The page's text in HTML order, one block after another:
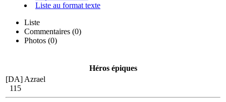
Liste au format texte
Liste
Commentaires (0)
Photos (0)
Héros épiques
[DA] Azrael
115